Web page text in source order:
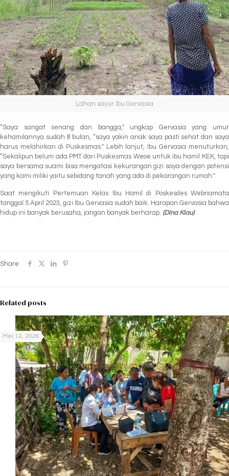
Lahan sayur Ibu Gervasia
“Saya sangat senang dan bangga," ungkap Gervasia yang umur
kehamilannya sudah 8 bulan, “saya yakin anak saya pasti sehat dan saya
harus melahirkan di Puskesmas." Lebih lanjut, Ibu Gervasia menuturkan,
“Sekalipun belum ada PMT dari Puskesmas Weoe untuk ibu hamil KEK, tapi
saya bersama suami bisa mengatasi kekurangan gizi saya dengan potensi
yang kami miliki yaitu sebidang tanah yang ada di pekarangan rumah."
Saat mengikuti Pertemuan Kelas Ibu Hamil di Poskesdes Webriamata
tanggal 5 April 2023, gizi Ibu Gervasia sudah baik. Harapan Gervasia bahwa
hidup ini banyak berusaha, jangan banyak berharap. (Dina Klau)
Share
Related posts
Mei 12, 2026